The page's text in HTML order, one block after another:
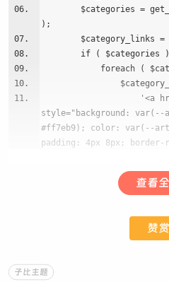
$categories =
);
$category_links =
if ( $categories
foreach (
$category_link
'<a
style="background:
#ff7eb9); color: var(--
padding: 4px 8px;
esc_url(
$category->term_id ) ),
);
$category_links[]
?>
查看
赞赏
子比主题